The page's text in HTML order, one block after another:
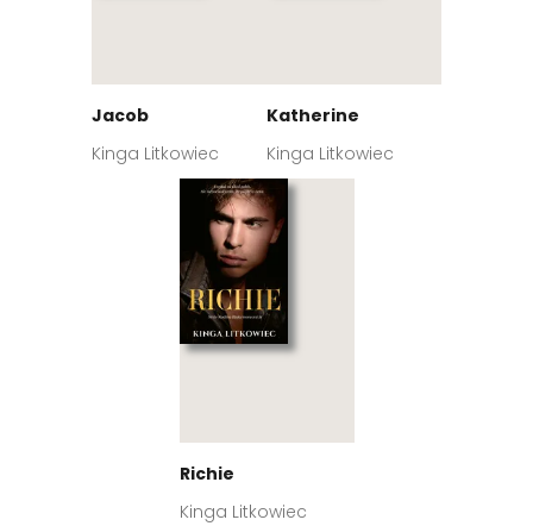
Jacob
Kinga Litkowiec
Katherine
Kinga Litkowiec
Richie
Kinga Litkowiec